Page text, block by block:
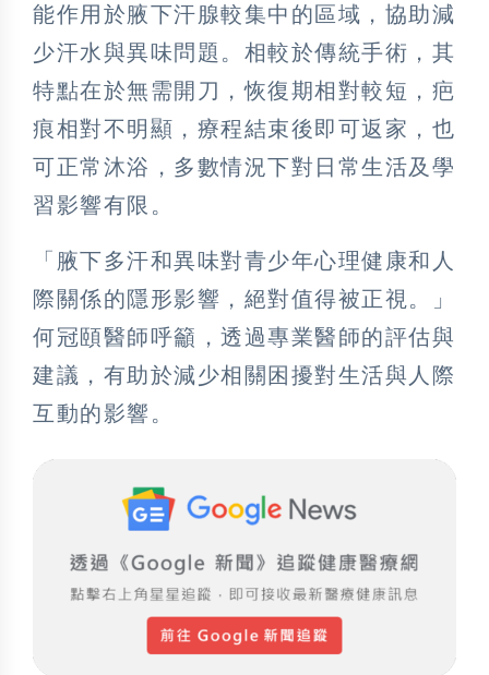
能作用於腋下汗腺較集中的區域，協助減
少汗水與異味問題。相較於傳統手術，其
特點在於無需開刀，恢復期相對較短，疤
痕相對不明顯，療程結束後即可返家，也
可正常沐浴，多數情況下對日常生活及學
習影響有限。
「腋下多汗和異味對青少年心理健康和人
際關係的隱形影響，絕對值得被正視。」
何冠頤醫師呼籲，透過專業醫師的評估與
建議，有助於減少相關困擾對生活與人際
互動的影響。